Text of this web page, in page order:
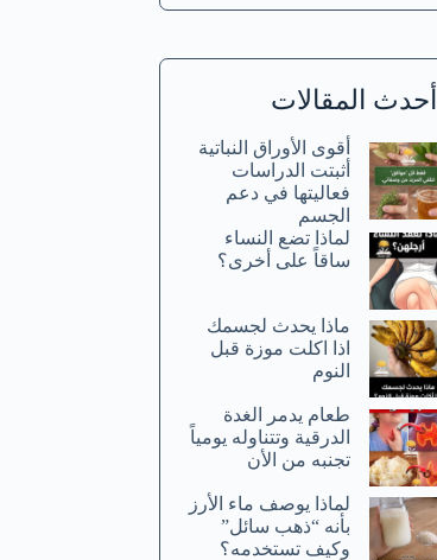
أحدث المقالات
أقوى الأوراق النباتية
أثبتت الدراسات
فعاليتها في دعم
الجسم
لماذا تضع النساء
ساقاً على أخرى؟
ماذا يحدث لجسمك
اذا اكلت موزة قبل
النوم
طعام يدمر الغدة
الدرقية وتتناوله يومياً
تجنبه من الأن
لماذا يوصف ماء الأرز
بأنه “ذهب سائل”
وكيف تستخدمه؟